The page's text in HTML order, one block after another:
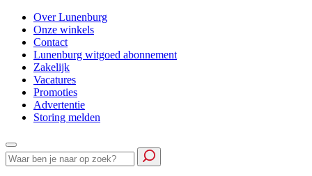
Over Lunenburg
Onze winkels
Contact
Lunenburg witgoed abonnement
Zakelijk
Vacatures
Promoties
Advertentie
Storing melden